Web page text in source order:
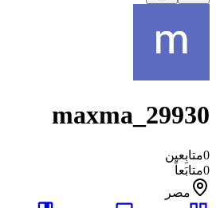
maxma_29930
0متابِعين
0متابَعاً
مصر